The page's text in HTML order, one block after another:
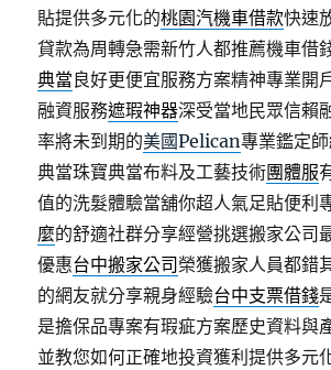
貼提供多元化的桃園汽機車借款快速
貸款為周轉急需新竹人都推薦機車借
典當良好更便宜服務方案精神專業開
融資服務遮瑕神器深受當地民眾信賴
率將未到期的美國Pelican專業鑑定
典當珠寶典當布料及工藝技術團體服
值的洗髮體驗當舖你超人氣足貼便利
麼的舒適社群分享經營挑選搬家公司
優惠台中搬家公司 榮獲搬家人員都錯
的網友就分享親身經驗台中支票借錢
是擔保品專案有瑕疵方案歷史資料與
並教您如何正確地投資獲利提供多元